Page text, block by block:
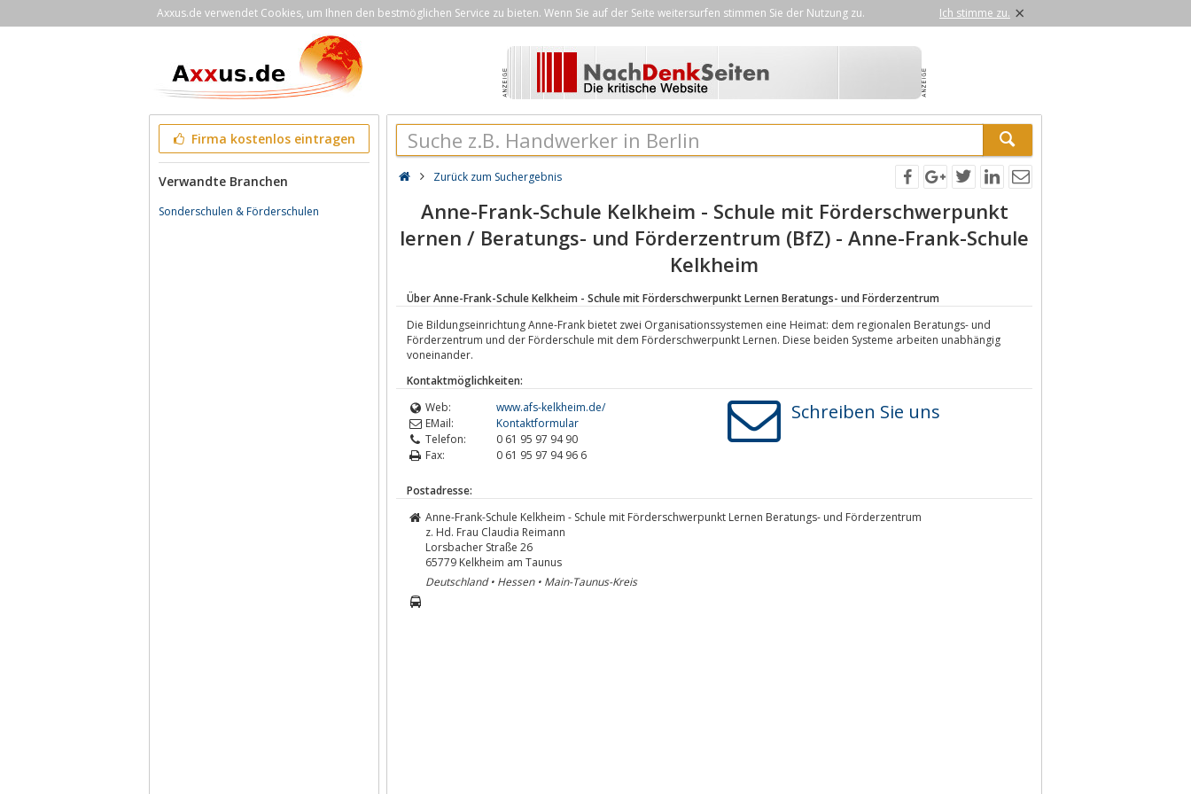
Axxus.de verwendet Cookies, um Ihnen den bestmöglichen Service zu bieten. Wenn Sie auf der Seite weitersurfen stimmen Sie der Nutzung zu. Ich stimme zu. ×
Firma kostenlos eintragen
Verwandte Branchen
Sonderschulen & Förderschulen
Zurück zum Suchergebnis
Anne-Frank-Schule Kelkheim - Schule mit Förderschwerpunkt
lernen / Beratungs- und Förderzentrum (BfZ) - Anne-Frank-Schule
Kelkheim
Über Anne-Frank-Schule Kelkheim - Schule mit Förderschwerpunkt Lernen Beratungs- und Förderzentrum
Die Bildungseinrichtung Anne-Frank bietet zwei Organisationssystemen eine Heimat: dem regionalen Beratungs- und
Förderzentrum und der Förderschule mit dem Förderschwerpunkt Lernen. Diese beiden Systeme arbeiten unabhängig
voneinander.
Kontaktmöglichkeiten:
Web:
www.afs-kelkheim.de/
EMail:
Kontaktformular
Telefon:
0 61 95 97 94 90
Fax:
0 61 95 97 94 96 6
Schreiben Sie uns
Postadresse:
Anne-Frank-Schule Kelkheim - Schule mit Förderschwerpunkt Lernen Beratungs- und Förderzentrum
z. Hd. Frau Claudia Reimann
Lorsbacher Straße 26
65779 Kelkheim am Taunus
Deutschland • Hessen • Main-Taunus-Kreis